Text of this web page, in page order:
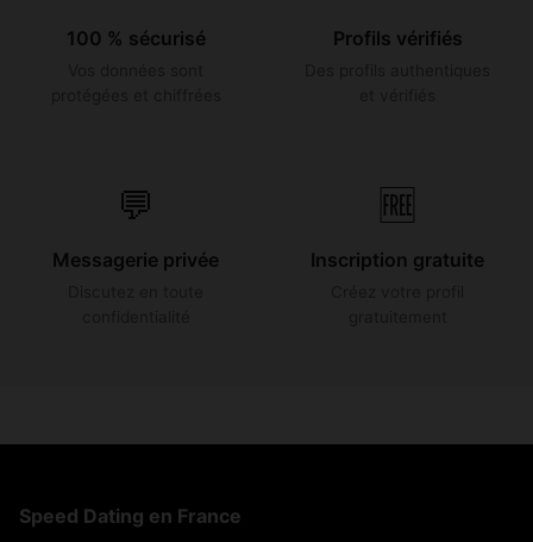
100 % sécurisé Profils vérifiés
💬
Messagerie privée
🆓
Inscription gratuite
Speed Dating en France